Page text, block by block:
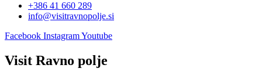
+386 41 660 289
info@visitravnopolje.si
Facebook InstagramYoutube
Visit Ravno polje